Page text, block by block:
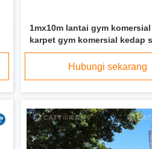
1mx10m lantai gym
karpet gym komersial kedap
Hubungi sekarang
Anti Korosi EPDM Karet